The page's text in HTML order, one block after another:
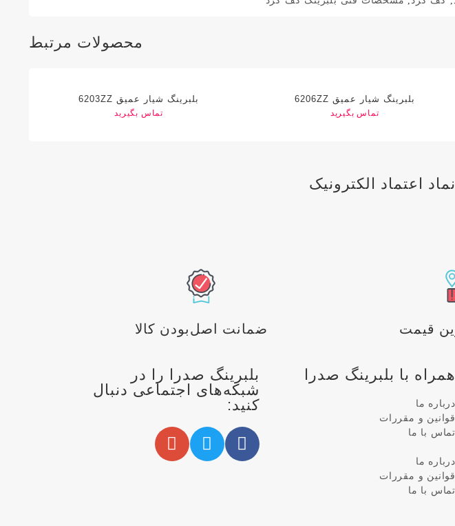
محصولات مرتبط
بلبرینگ شیار عمیق 6203ZZ
تماس بگیرید
بلبرینگ شیار عمیق 6206ZZ
تماس بگیرید
نماد اعتماد الکترونیک
قیمت ضمانت اصل‌بودن کالا
همراه با بلبرینگ صدرا
درباره ما
قوانین و مقررات
تماس با ما
درباره ما
قوانین و مقررات
تماس با ما
بلبرینگ صدرا را در
شبکه‌های اجتماعی دنبال
کنید: